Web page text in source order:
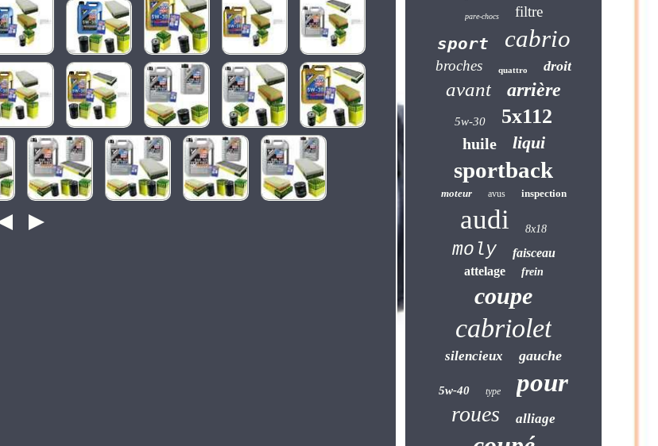
pare-chocs filtre
sport cabrio
broches quattro droit
avant arrière
5w-30 5x112
huile liqui
sportback
moteur avus inspection
audi 8x18
moly
faisceau
attelage
frein
coupe
cabriolet
silencieux gauche
5w-40 type pour
roues alliage